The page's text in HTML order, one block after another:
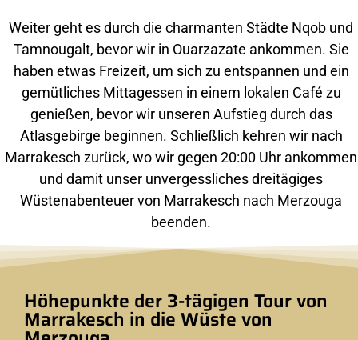
Weiter geht es durch die charmanten Städte Nqob und
Tamnougalt, bevor wir in Ouarzazate ankommen. Sie
haben etwas Freizeit, um sich zu entspannen und ein
gemütliches Mittagessen in einem lokalen Café zu
genießen, bevor wir unseren Aufstieg durch das
Atlasgebirge beginnen. Schließlich kehren wir nach
Marrakesch zurück, wo wir gegen 20:00 Uhr ankommen
und damit unser unvergessliches dreitägiges
Wüstenabenteuer von Marrakesch nach Merzouga
beenden.
Höhepunkte der 3-tägigen Tour von
Marrakesch in die Wüste von